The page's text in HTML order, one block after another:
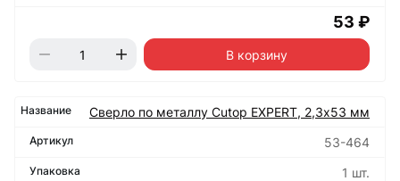
53 ₽
В корзину
Сверло по металлу Cutop EXPERT, 2,3х53 мм
53-464
1 шт.